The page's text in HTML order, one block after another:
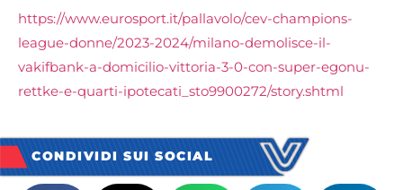
https://www.eurosport.it/pallavolo/cev-champions-
league-donne/2023-2024/milano-demolisce-il-
vakifbank-a-domicilio-vittoria-3-0-con-super-egonu-
rettke-e-quarti-ipotecati_sto9900272/story.shtml
CONDIVIDI SUI SOCIAL